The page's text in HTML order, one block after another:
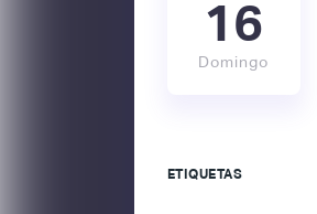
16
Domingo
ETIQUETAS